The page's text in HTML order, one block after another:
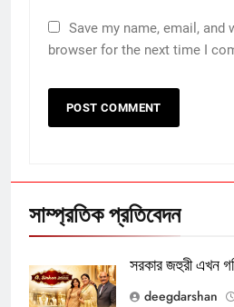
Save my name, email, and
browser for the next time I
সাম্প্রতিক প্রতিবেদন
সরকার জহুরী এখন
deegdarshan